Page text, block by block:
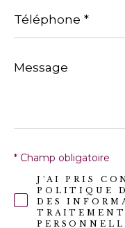
*
Message
*
J'AI PRIS
POLITIQUE
DES
* Champ obligatoire